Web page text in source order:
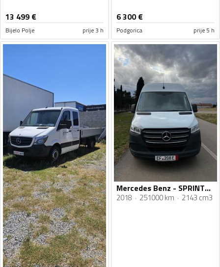
13 499 €
Bijelo Polje prije 3 h
6 300€
Podgorica prije 5 h
Mercedes Benz - SPRINTER 316 TDI
2018 251000 km 2143 cm3